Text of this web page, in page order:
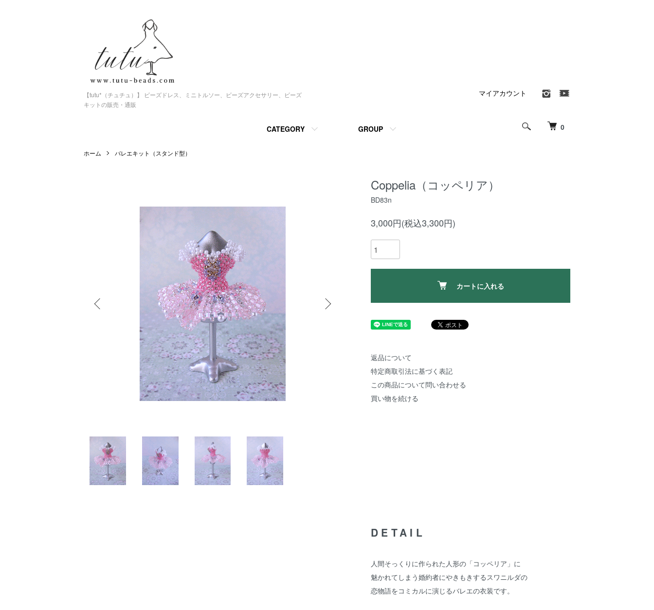
【tutu*（チュチュ）】 ビーズドレス、ミニトルソー、ビーズアクセサリー、ビーズ
キットの販売・通販
0
CATEGORY GROUP
マイアカウント
ホーム バレエキット（スタンド型）
Coppelia（コッペリア）
BD83n
3,000円(税込3,300円)
カートに入れる
返品について
特定商取引法に基づく表記
この商品について問い合わせる
買い物を続ける
DETAIL
人間そっくりに作られた人形の「コッペリア」に
魅かれてしまう婚約者にやきもきするスワニルダの
恋物語をコミカルに演じるバレエの衣装です。